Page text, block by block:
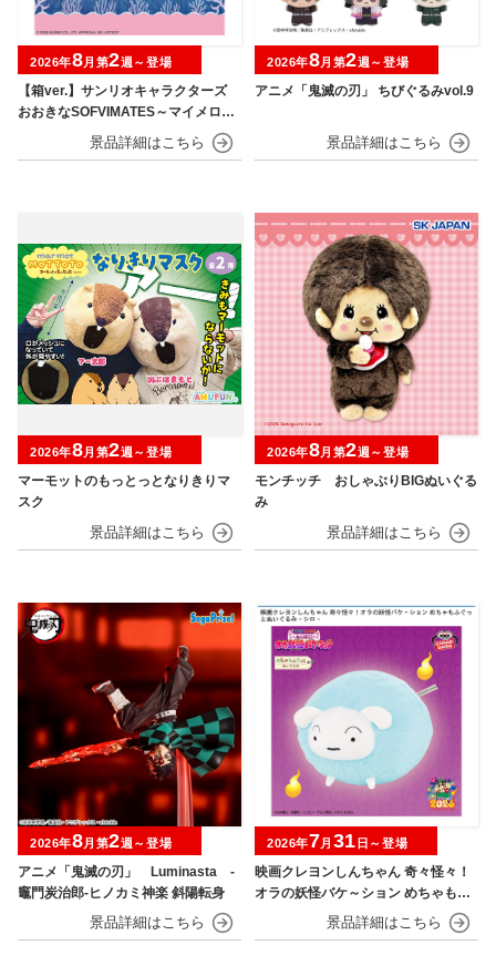
【箱ver.】サンリオキャラクターズ
おおきなSOFVIMATES～マイメロデ
ィ マーメイドver. ～
2026年8月第2週～登場
アニメ「鬼滅の刃」 ちびぐるみvol.9
2026年8月第2週～登場
マーモットのもっとっとなりきりマ
スク
2026年8月第2週～登場
モンチッチ おしゃぶりBIGぬいぐる
み
2026年8月第2週～登場
アニメ「鬼滅の刃」 Luminasta ‐
竈門炭治郎‐ヒノカミ神楽 斜陽転身
2026年8月第2週～登場
映画クレヨンしんちゃん 奇々怪々！
オラの妖怪バケ～ション めちゃもふ
ぐっとぬいぐるみ シロ
2026年7月 31 日～登場